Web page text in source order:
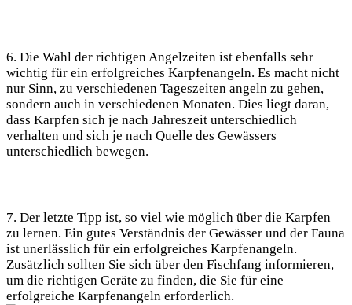
6. Die Wahl der richtigen Angelzeiten ist ebenfalls sehr
wichtig für ein erfolgreiches Karpfenangeln. Es macht nicht
nur Sinn, zu verschiedenen Tageszeiten angeln zu gehen,
sondern auch in verschiedenen Monaten. Dies liegt daran,
dass Karpfen sich je nach Jahreszeit unterschiedlich
verhalten und sich je nach Quelle des Gewässers
unterschiedlich bewegen.
7. Der letzte Tipp ist, so viel wie möglich über die Karpfen
zu lernen. Ein gutes Verständnis der Gewässer und der Fauna
ist unerlässlich für ein erfolgreiches Karpfenangeln.
Zusätzlich sollten Sie sich über den Fischfang informieren,
um die richtigen Geräte zu finden, die Sie für eine
erfolgreiche Karpfenangeln erforderlich.